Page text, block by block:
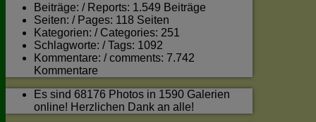
Beiträge: / Reports: 1.549 Beiträge
Seiten: / Pages: 118 Seiten
Kategorien: / Categories: 251
Schlagworte: / Tags: 1092
Kommentare: / comments: 7.742
Kommentare
Es sind 68176 Photos in 1590 Galerien
online! Herzlichen Dank an alle!